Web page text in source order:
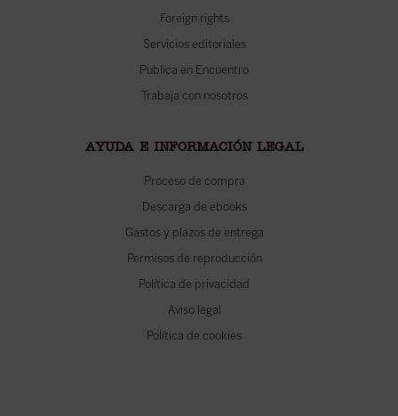
Foreign rights
Servicios editoriales
Publica en Encuentro
Trabaja con nosotros
AYUDA E INFORMACIÓN LEGAL
Proceso de compra
Descarga de ebooks
Gastos y plazos de entrega
Permisos de reproducción
Política de privacidad
Aviso legal
Política de cookies